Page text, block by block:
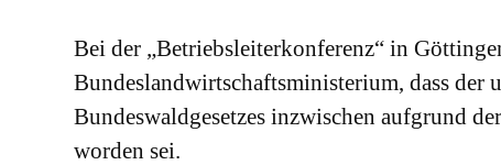
Bei der „Betriebsleiterkonferenz“ in
Bundeslandwirtschaftsministerium, dass
Bundeswaldgesetzes inzwischen aufgrund
worden sei.